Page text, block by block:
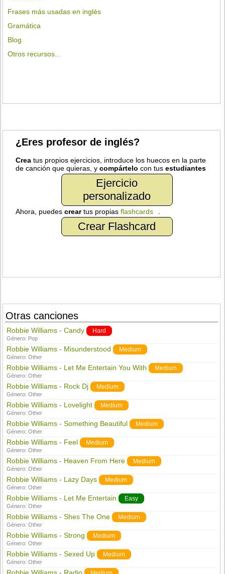
Frases más usadas en inglés
Gramática
Blog
Otros recursos...
¿Eres profesor de inglés?
Crea tus propios ejercicios, introduce los huecos en la parte
de canción que quieras, ycompártelo con tusestudiantes
Ejercicio
personalizado
Ahora, puedescreartus propiasflashcards
Crear Flashcard
Otras canciones
Robbie Williams - Candy Hard
Género: Pop
Robbie Williams - Misunderstood Medium
Género:Other
Robbie Williams - Let Me Entertain You With Medium
Género:Other
Robbie Williams - Rock Dj Medium
Género:Other
Robbie Williams - Lovelight Medium
Género:Other
Robbie Williams - Something Beautiful Medium
Género:Other
Robbie Williams - Feel Medium
Género:Other
Robbie Williams - Heaven From Here Medium
Género:Other
Robbie Williams - Lazy Days Medium
Género:Other
Robbie Williams - Let Me Entertain Easy
Género:Other
Robbie Williams - Shes The One Medium
Género:Other
Robbie Williams - Strong Medium
Género:Other
Robbie Williams - Sexed Up Medium
Género:Other